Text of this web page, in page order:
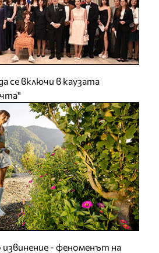
се включи в каузата
- феноменът на